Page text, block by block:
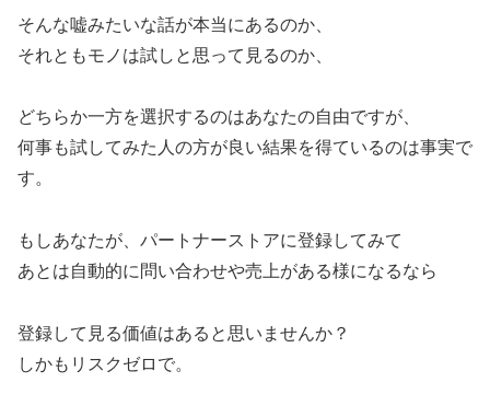
そんな嘘みたいな話が本当にあるのか、
それともモノは試しと思って見るのか、
どちらか一方を選択するのはあなたの自由ですが、
何事も試してみた人の方が良い結果を得ているのは事実で
す。
もしあなたが、パートナーストアに登録してみて
あとは自動的に問い合わせや売上がある様になるなら
登録して見る価値はあると思いませんか？
しかもリスクゼロで。